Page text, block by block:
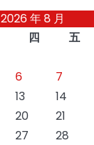
2026 年 8 月
四 五
6 7
13 14
20 21
27 28